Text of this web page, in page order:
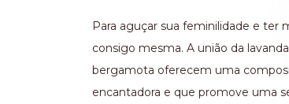
Para aguçar sua feminilidade e ter
consigo mesma. A união da
bergamota oferecem uma
encantadora e que promove uma